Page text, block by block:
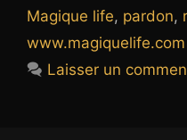
Magique life, pardon,
www.magiquelife.com
Laisser un